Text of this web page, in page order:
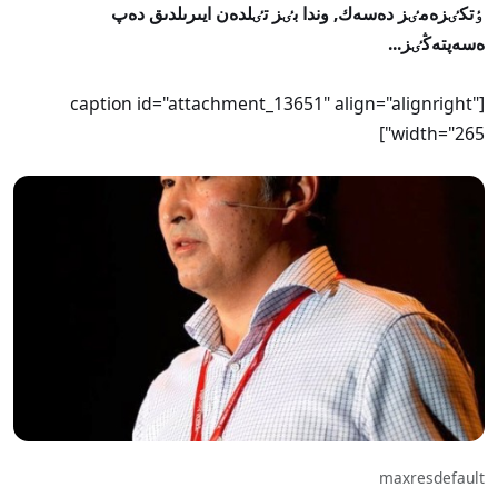
ٶتكٸزەمٸز دەسەك, وندا بٸز تٸلدەن ايىرىلدىق دەپ
ەسەپتەڭٸز...
[caption id="attachment_13651" align="alignright"
width="265"]
maxresdefault